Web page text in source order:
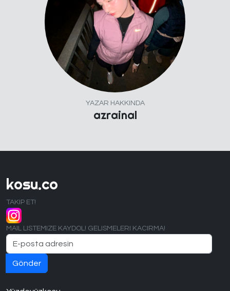
YAZAR HAKKINDA
azrainal
kosu.co
TAKIP ET!
MAIL LISTEMIZE KAYDOL! GELISMELERI KACIRMA!